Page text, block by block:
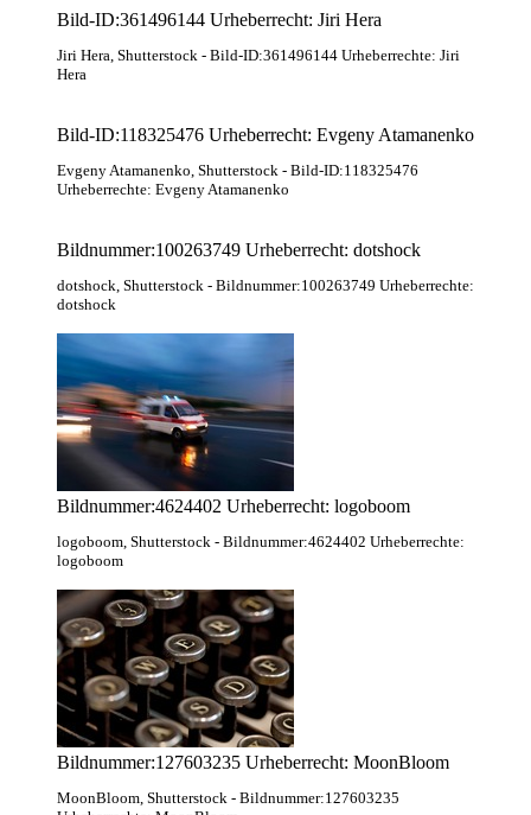
Bild-ID:361496144 Urheberrecht: Jiri Hera
Jiri Hera, Shutterstock - Bild-ID:361496144 Urheberrechte: Jiri
Hera
Bild-ID:118325476 Urheberrecht: Evgeny Atamanenko
Evgeny Atamanenko, Shutterstock - Bild-ID:118325476
Urheberrechte: Evgeny Atamanenko
Bildnummer:100263749 Urheberrecht: dotshock
dotshock, Shutterstock - Bildnummer:100263749 Urheberrechte:
dotshock
Bildnummer:4624402 Urheberrecht: logoboom
logoboom, Shutterstock - Bildnummer:4624402 Urheberrechte:
logoboom
Bildnummer:127603235 Urheberrecht: MoonBloom
MoonBloom, Shutterstock - Bildnummer:127603235